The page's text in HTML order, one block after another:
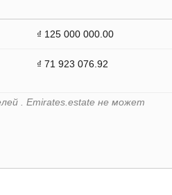
₫ 125 000 000.00
₫ 71 923 076.92
. Emirates.estate не может